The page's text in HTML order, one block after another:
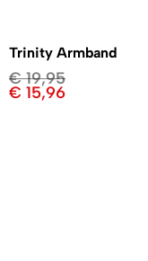
Trinity Armband
€19,95
€ 15,96